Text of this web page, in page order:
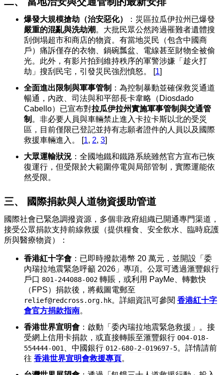
爆發大規模搶劫（治安惡化）
：災區拉瓜伊拉州已爆發
嚴重的混亂與洗劫潮 。大批民眾公然跨過罹難者遺體搜
刮倒塌超市和商店的物資。有當地災民（包含中國商
戶）痛訴僅存的衣物、鍋碗瓢盆、電線甚至財物全被偷
光。此外，有影片拍到維持秩序的軍警涉嫌「趁火打
劫」搜刮民宅，引發災民強烈憤怒。
[1]
全面進出限制與軍事管制 ：為控制暴動並確保救災通道
暢通，內政、司法與和平部長卡韋略（Diosdado
Cabello）已宣布對拉瓜伊拉州實施軍事管制與交通管
制 。非必要人員與車輛禁止進入卡拉卡斯以北的受災
區，目前僅限已登記並持有志願者證件的人員以及國際
救援車輛進入。
[1, 2, 3]
大眾運輸狀況 ：全國地鐵和鐵路系統雖然官方宣布已恢
復運行，但受限於大範圍停電與局部管制，實際運能依
然受限。
三、 國際捐款與人道物資援助管道
國際社會已緊急調撥資源，多個非政府組織已開通專門渠道，
接受公眾捐款支持前線救援（提供糧食、安全飲水、臨時庇護
所與醫療物資）：
香港紅十字會 ：已即時撥款港幣 20 萬元，並開設「委
內瑞拉地震緊急呼籲 2026」專項。公眾可透過滙豐銀行
戶口 801-244088-002 轉賬，或利用 PayMe、轉數快
（FPS）捐款後，將截圖電郵至
relief@redcross.org.hk。詳細資訊可參閱 香港紅十字
會官方捐款指南。
香港世界宣明會 ：啟動「委內瑞拉地震緊急救援」。接
受網上信用卡捐款，或直接轉賬至滙豐銀行 004-018-
554444-001
、中國銀行 012-680-2-019697-5。詳情請前
往 香港世界宣明會救援專頁。